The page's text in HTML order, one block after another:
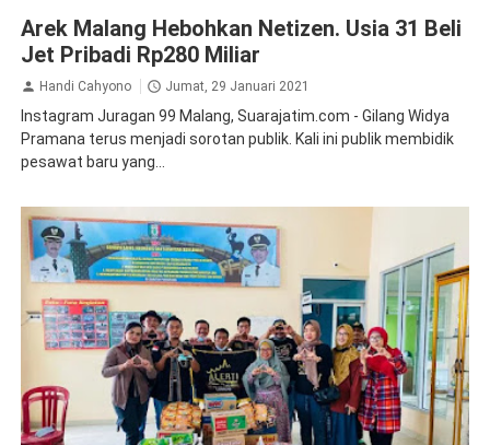
Arek Malang Hebohkan Netizen. Usia 31 Beli
Jet Pribadi Rp280 Miliar
Handi Cahyono Jumat, 29 Januari 2021
Instagram Juragan 99 Malang, Suarajatim.com - Gilang Widya
Pramana terus menjadi sorotan publik. Kali ini publik membidik
pesawat baru yang...